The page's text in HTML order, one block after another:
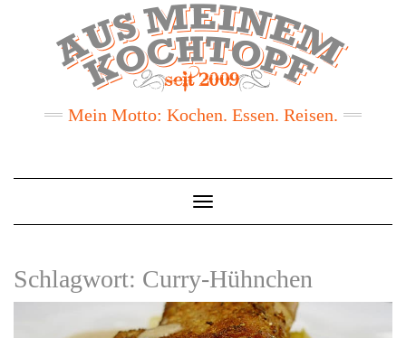
Mein Motto: Kochen. Essen. Reisen.
Toggle
Navigation
Schlagwort: Curry-Hühnchen